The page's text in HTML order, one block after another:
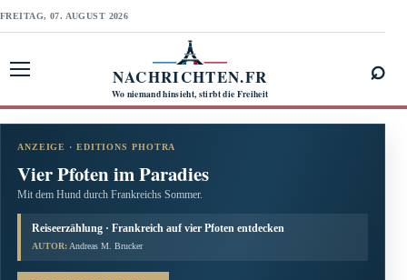
FREITAG, 07. AUGUST 2026
NACHRICHTEN.FR
Wo niemand hinsieht, stirbt die Freiheit
⌕
ANZEIGE · EDITIONS PHOTRA
Vier Pfoten im Paradies
Mit dem Hund durch Frankreichs Sommer.
Reiseerzählung · Frankreich auf vier Pfoten entdecken
AUTOR: Andreas M. Brucker